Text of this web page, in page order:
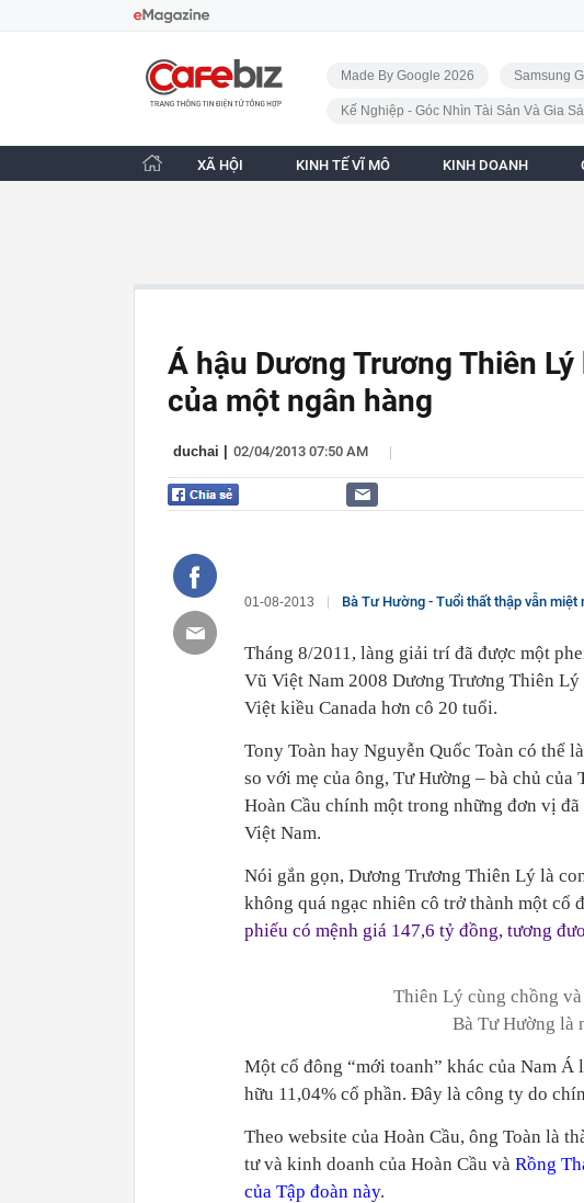
CafeBiz - Trang chủ
Made By Google 2026 Samsung
Kế Nghiệp - Góc Nhìn Tài Sản Và Gia
XÃ HỘI KINH TẾ VĨ MÔ KINH DOANH
Á hậu Dương Trương Thiên
của một ngân hàng
duchai 02/04/2013 07:50 AM |
01-08-2013 Bà Tư Hường - Tuổi thất thập vẫn miệt
Tháng 8/2011, làng giải trí đã được một
Vũ Việt Nam 2008 Dương Trương Thiên
Việt kiều Canada hơn cô 20 tuổi.
Tony Toàn hay Nguyễn Quốc Toàn có thể
so với mẹ của ông, Tư Hường – bà chủ của
Hoàn Cầu chính một trong những đơn vị
Việt Nam.
Nói gắn gọn, Dương Trương Thiên Lý là
không quá ngạc nhiên cô trở thành một cổ
phiếu có mệnh giá 147,6 tỷ đồng, tương
Thiên Lý cùng chồng
Bà Tư Hường là
Một cổ đông “mới toanh” khác của Nam
hữu 11,04% cổ phần. Đây là công ty do
Theo website của Hoàn Cầu, ông Toàn là
tư và kinh doanh của Hoàn Cầu và Rồng
của Tập đoàn này.